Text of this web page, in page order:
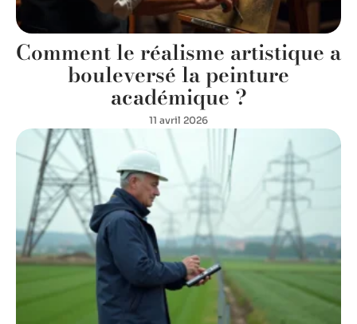
Comment le réalisme artistique a
bouleversé la peinture
académique ?
11 avril 2026